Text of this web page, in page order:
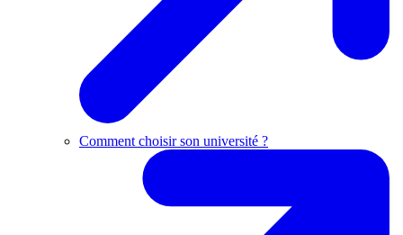
Comment choisir son université ?